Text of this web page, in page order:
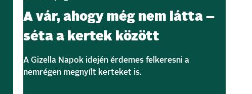
A vár, ahogy még nem látta –
séta a kertek között
A Gizella Napok idején érdemes felkeresni a
nemrégen megnyílt kerteket is.